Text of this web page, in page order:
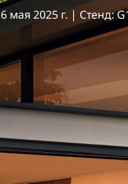
мая 2025 г. | Стенд: